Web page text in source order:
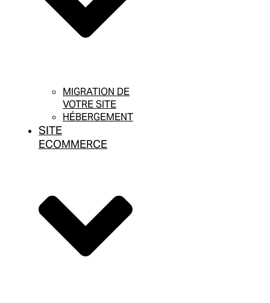
MIGRATION DE
VOTRE SITE
HÉBERGEMENT
SITE
ECOMMERCE